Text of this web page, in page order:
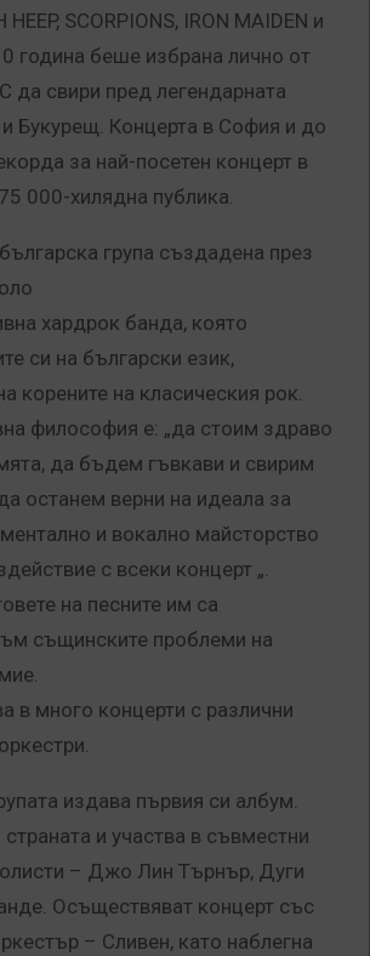
HEEP, SCORPIONS, IRON MAIDEN и
година беше избрана лично от
да свири пред легендарната
Букурещ. Концерта в София и до
за най-посетен концерт в
000-хилядна публика.
група създадена през
хардрок банда, която
си на български език,
корените на класическия рок.
философия е: „да стоим здраво
да бъдем гъвкави и свирим
останем верни на идеала за
и вокално майсторство
с всeки концерт „.
на песните им са
същинските проблеми на
в много концерти с различни
издава първия си албум.
и участва в съвместни
– Джо Лин Търнър, Дуги
Осъществяват концерт със
– Сливен, като наблегна